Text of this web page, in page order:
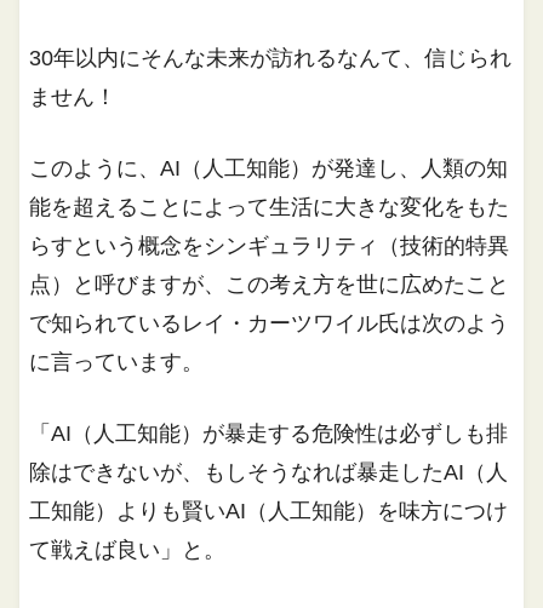
30年以内にそんな未来が訪れるなんて、信じられ
ません！
このように、AI（人工知能）が発達し、人類の知
能を超えることによって生活に大きな変化をもた
らすという概念をシンギュラリティ（技術的特異
点）と呼びますが、この考え方を世に広めたこと
で知られているレイ・カーツワイル氏は次のよう
に言っています。
「AI（人工知能）が暴走する危険性は必ずしも排
除はできないが、もしそうなれば暴走したAI（人
工知能）よりも賢いAI（人工知能）を味方につけ
て戦えば良い」と。